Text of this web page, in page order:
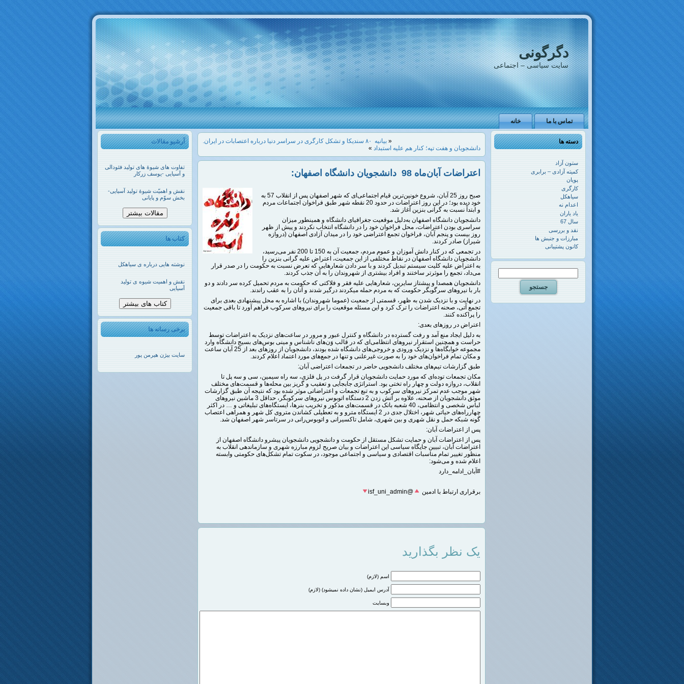
دگرگونی
سایت سیاسی – اجتماعی
خانه تماس با ما
آرشیو مقالات
تفاوت های شیوۀ های تولید فئودالی
و آسیایی -یوسف زرکار
نقش و اهمیّت شیوۀ تولید آسیایی-
بخش سوّم و پایانی
مقالات بیشتر
کتاب ها
نوشته هایی درباره ی سیاهکل
نقش و اهمیت شیوه ی تولید
آسیایی
کتاب های بیشتر
برخی رسانه ها
سایت بیژن هیرمن پور
« بیانیه ۸۰ سندیکا و تشکل کارگری در سراسر دنیا درباره اعتصابات در ایران.
دانشجویان و هفت تپه؛ کنار هم علیه استبداد »
اعتراضات آبان‌ماه 98 دانشجویان دانشگاه اصفهان:
صبح روز 25 آبان، شروع خونین‌ترین قیام اجتماعی‌ای که شهر اصفهان پس از انقلاب 57 به
خود دیده بود؛ در این روز اعتراضات در حدود 20 نقطه شهر طبق فراخوان اجتماعات مردم
و ابتداً نسبت به گرانی بنزین آغاز شد.
دانشجویان دانشگاه اصفهان به‌دلیل موقعیت جغرافیای دانشگاه و همینطور میزان
سراسری بودن اعتراضات، محل فراخوان خود را در دانشگاه انتخاب نکردند و پیش از ظهر
روز بیست و پنجم آبان، فراخوان تجمع اعتراضی خود را در میدان آزادی اصفهان (دروازه
شیراز) صادر کردند.
در تجمعی که در کنار دانش آموزان و عموم مردم، جمعیت آن به 150 تا 200 نفر می‌رسید،
دانشجویان دانشگاه اصفهان در نقاط مختلفی از این جمعیت، اعتراض علیه گرانی بنزین را
به اعتراض علیه کلیت سیستم تبدیل کردند و با سر دادن شعارهایی که تعرض نسبت به حکومت را در صدر قرار
می‌داد، تجمع را موثرتر ساختند و افراد بیشتری از شهروندان را به آن جذب کردند.
دانشجویان همصدا و پیشتاز سایرین، شعارهایی علیه فقر و فلاکتی که حکومت به مردم تحمیل کرده سر دادند و دو
بار با نیروهای سرگوبگر حکومت که به مردم حمله میکردند درگیر شدند و آنان را به عقب راندند.
در نهایت و با نزدیک شدن به ظهر، قسمتی از جمعیت (عموما شهروندان) با اشاره به محل پیشنهادی بعدی برای
تجمع آتی، صحنه اعتراضات را ترک کرد و این مسئله موقعیت را برای نیروهای سرکوب فراهم آورد تا باقی جمعیت
را پراکنده کنند.
اعتراض در روزهای بعدی:
به دلیل ایجاد منع آمد و رفت گسترده در دانشگاه و کنترل عبور و مرور در ساعت‌های نزدیک به اعتراضات توسط
حراست و همچنین استقرار نیروهای انتظامی‌ای که در قالب وَن‌های ناشناس و مینی بوس‌های بسیج دانشگاه وارد
مجموعه خوابگاه‌ها و نزدیک ورودی و خروجی‌های دانشگاه شده بودند، دانشجویان از روزهای بعد از 25 آبان ساعت
و مکان تمام فراخوان‌های خود را به صورت غیرعلنی و تنها در جمع‌های مورد اعتماد اعلام کردند.
طبق گزارشات تیم‌های مختلف دانشجویی حاضر در تجمعات اعتراضی آبان:
مکان تجمعات توده‌ای که مورد حمایت دانشجویان قرار گرفت در پل فلزی، سه راه سیمین، سی و سه پل تا
انقلاب، دروازه دولت و چهار راه تختی بود. استراتژی جابجایی و تعقیب و گریز بین محله‌ها و قسمت‌های مختلف
شهر موجب عدم تمرکز نیروهای سرکوب و به تبع تجمعات و اعتراضاتی موثر شده بود که نتیجه آن طبق گزارشات
موثق دانشجویان از صحنه، علاوه بر آتش زدن 2 دستگاه اتوبوس نیروهای سرکوبگر، حداقل 3 ماشین نیروهای
لباس شخصی و انتظامی، 40 شعبه بانک در قسمت‌های مذکور و تخریب بنرها، ایستگاه‌های تبلیغاتی و … در اکثر
چهارراه‌های حیاتی شهر، اختلال جدی در 2 ایستگاه مترو و به تعطیلی کشاندن متروی کل شهر و همراهی اعتصاب
گونه شبکه حمل و نقل شهری و بین شهری، شامل تاکسیرانی و اتوبوس‌رانی در سرتاسر شهر اصفهان شد.
پس از اعتراضات آبان:
پس از اعتراضات آبان و حمایت تشکل مستقل از حکومت و دانشجویی دانشجویان پیشرو دانشگاه اصفهان از
اعتراضات آبان، تبیین جایگاه سیاسی این اعتراضات و بیان صریح لزوم مبارزه شهری و سازماندهی انقلاب به
منظور تغییر تمام مناسبات اقتصادی و سیاسی و اجتماعی موجود، در سکوت تمام تشکل‌های حکومتی وابسته
اعلام شده و می‌شود:
#آبان_ادامه_دارد
برقراری ارتباط با ادمین @isf_uni_admin
یک نظر بگذارید
اسم (لازم)
آدرس ایمیل (نشان داده نمیشود) (لازم)
وبسایت
دسته ها
ستون آزاد
کمیته آزادی – برابری
پویان
کارگری
سیاهکل
اعدام نه
یاد یاران
سال 67
نقد و بررسی
مبارزات و جنبش ها
کانون پشتیبانی